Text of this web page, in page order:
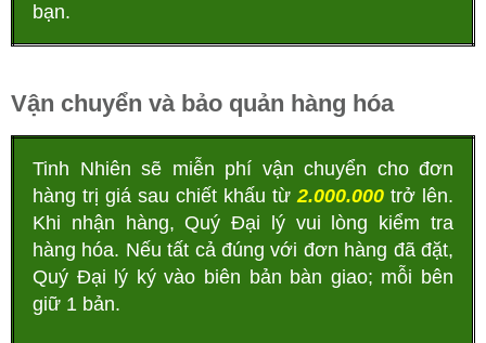
bạn.
Vận chuyển và bảo quản hàng hóa
Tinh Nhiên sẽ miễn phí vận chuyển cho đơn
hàng trị giá sau chiết khấu từ2.000.000 trở lên.
Khi nhận hàng, Quý Đại lý vui lòng kiểm tra
hàng hóa. Nếu tất cả đúng với đơn hàng đã đặt,
Quý Đại lý ký vào biên bản bàn giao; mỗi bên
giữ 1 bản.